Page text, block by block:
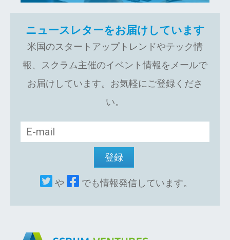
ニュースレターをお届けしています
米国のスタートアップトレンドやテック情
報、スクラム主催のイベント情報をメールで
お届けしています。お気軽にご登録くださ
い。
や でも情報発信しています。